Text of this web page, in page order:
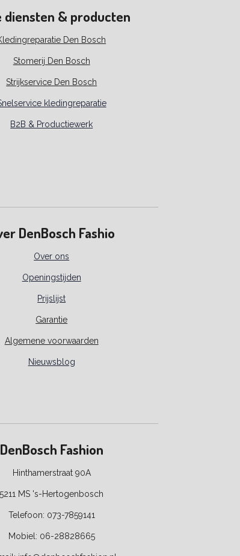
diensten & producten
Den Bosch
Stomerij Den Bosch
Strijkservice Den Bosch
kledingreparatie
B2B & Productiewerk
DenBosch Fashio
Over ons
Openingstijden
Prijslijst
Garantie
Algemene voorwaarden
Nieuwsblog
DenBosch Fashion
Hinthamerstraat 90A
5211 MS 's-Hertogenbosch
Telefoon: 073-7859141
Mobiel: 06-28828665